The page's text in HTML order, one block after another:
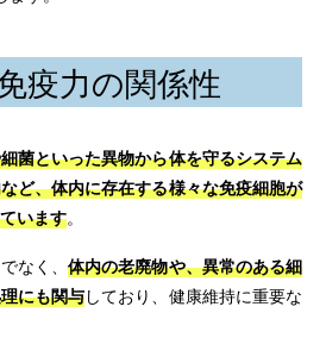
疫力の関係性
菌といった異物から体を守るシステム
ど、体内に存在する様々な免疫細胞が
います。
なく、体内の老廃物や、異常のある細
にも関与しており、健康維持に重要な